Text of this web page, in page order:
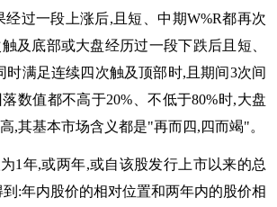
经过一段上涨后,且短、中期W%R都再次
及底部或大盘经历过一段下跌后且短、
时满足连续四次触及顶部时,且期间3次间
数值都不高于20%、不低于80%时,大盘
,其基本市场含义都是"再而四,四而竭"。
年,或两年,或自该股发行上市以来的总
:年内股价的相对位置和两年内的股价相